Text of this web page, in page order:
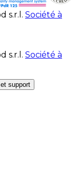
s.r.l. Société à
s.r.l. Société à
et support